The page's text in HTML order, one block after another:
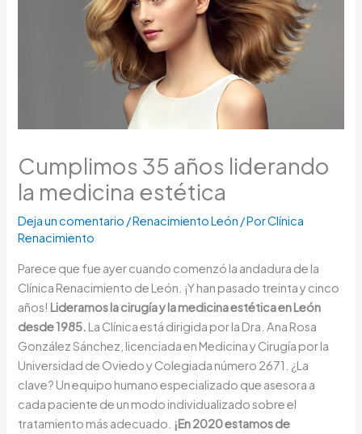
Cumplimos 35 años liderando
la medicina estética
Deja un comentario /Renacimiento León / PorClínica
Renacimiento
Parece que fue ayer cuando comenzó la andadura de la
Clínica Renacimiento de León. ¡Y han pasado treinta y cinco
años! Lideramos la cirugía y la medicina estética en León
desde 1985. La Clínica está dirigida por la Dra. Ana Rosa
González Sánchez, licenciada en Medicina y Cirugía por la
Universidad de Oviedo y Colegiada número 2671. ¿La
clave? Un equipo humano especializado que asesora a
cada paciente de un modo individualizado sobre el
tratamiento más adecuado. ¡En 2020 estamos de